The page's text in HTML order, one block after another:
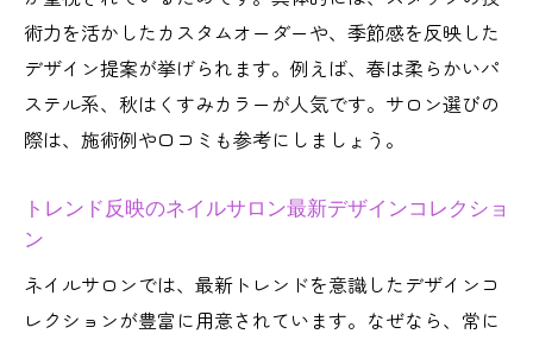
術力を活かしたカスタムオーダーや、季節感を反映した
デザイン提案が挙げられます。例えば、春は柔らかいパ
ステル系、秋はくすみカラーが人気です。サロン選びの
際は、施術例や口コミも参考にしましょう。
トレンド反映のネイルサロン最新デザインコレクショ
ン
ネイルサロンでは、最新トレンドを意識したデザインコ
レクションが豊富に用意されています。なぜなら、常に